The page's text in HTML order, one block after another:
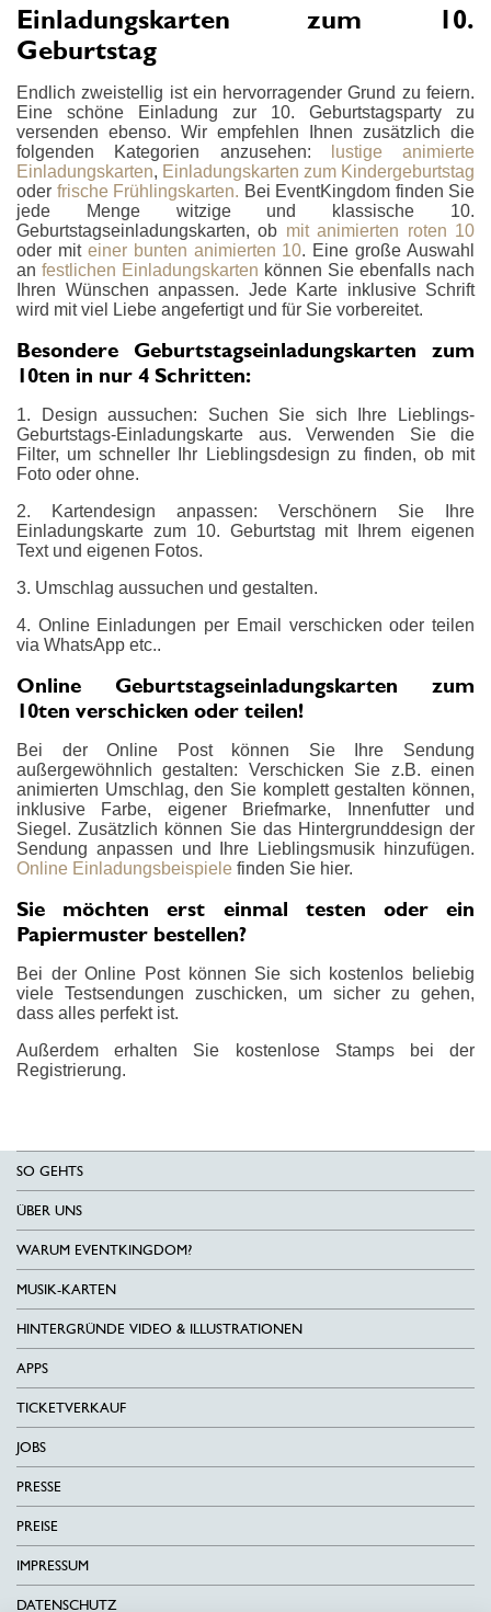
Einladungskarten zum 10.
Geburtstag
Endlich zweistellig ist ein hervorragender Grund zu feiern.
Eine schöne Einladung zur 10. Geburtstagsparty zu
versenden ebenso. Wir empfehlen Ihnen zusätzlich die
folgenden Kategorien anzusehen:
lustige animierte
Einladungskarten, Einladungskarten zum Kindergeburtstag
oder frische Frühlingskarten. Bei EventKingdom finden Sie
jede Menge witzige und klassische 10.
Geburtstagseinladungskarten, ob mit animierten roten 10
oder mit einer bunten animierten 10. Eine große Auswahl
an festlichen Einladungskarten können Sie ebenfalls nach
Ihren Wünschen anpassen. Jede Karte inklusive Schrift
wird mit viel Liebe angefertigt und für Sie vorbereitet.
Besondere Geburtstagseinladungskarten zum
10ten in nur 4 Schritten:
1. Design aussuchen: Suchen Sie sich Ihre Lieblings-
Geburtstags-Einladungskarte aus. Verwenden Sie die
Filter, um schneller Ihr Lieblingsdesign zu finden, ob mit
Foto oder ohne.
2. Kartendesign anpassen: Verschönern Sie Ihre
Einladungskarte zum 10. Geburtstag mit Ihrem eigenen
Text und eigenen Fotos.
3. Umschlag aussuchen und gestalten.
4. Online Einladungen per Email verschicken oder teilen
via WhatsApp etc..
Online Geburtstagseinladungskarten zum
10ten verschicken oder teilen!
Bei der Online Post können Sie Ihre Sendung
außergewöhnlich gestalten: Verschicken Sie z.B. einen
animierten Umschlag, den Sie komplett gestalten können,
inklusive Farbe, eigener Briefmarke, Innenfutter und
Siegel. Zusätzlich können Sie das Hintergrunddesign der
Sendung anpassen und Ihre Lieblingsmusik hinzufügen.
Online Einladungsbeispiele finden Sie hier.
Sie möchten erst einmal testen oder ein
Papiermuster bestellen?
Bei der Online Post können Sie sich kostenlos beliebig
viele Testsendungen zuschicken, um sicher zu gehen,
dass alles perfekt ist.
Außerdem erhalten Sie kostenlose Stamps bei der
Registrierung.
SO GEHTS
ÜBER UNS
WARUM EVENTKINGDOM?
MUSIK-KARTEN
HINTERGRÜNDE VIDEO & ILLUSTRATIONEN
APPS
TICKETVERKAUF
JOBS
PRESSE
PREISE
IMPRESSUM
DATENSCHUTZ